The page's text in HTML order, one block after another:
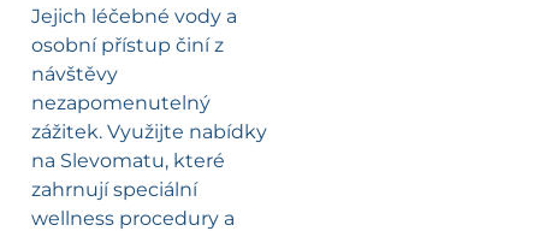
Jejich léčebné vody a
osobní přístup činí z
návštěvy
nezapomenutelný
zážitek. Využijte nabídky
na Slevomatu, které
zahrnují speciální
wellness procedury a